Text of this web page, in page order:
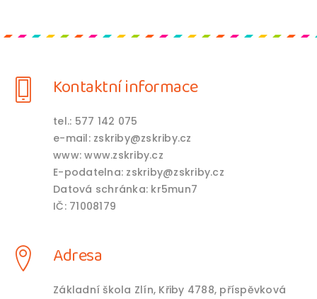
Kontaktní informace
tel.: 577 142 075
e-mail: zskriby@zskriby.cz
www: www.zskriby.cz
E-podatelna: zskriby@zskriby.cz
Datová schránka: kr5mun7
IČ: 71008179
Adresa
Základní škola Zlín, Křiby 4788, příspěvková